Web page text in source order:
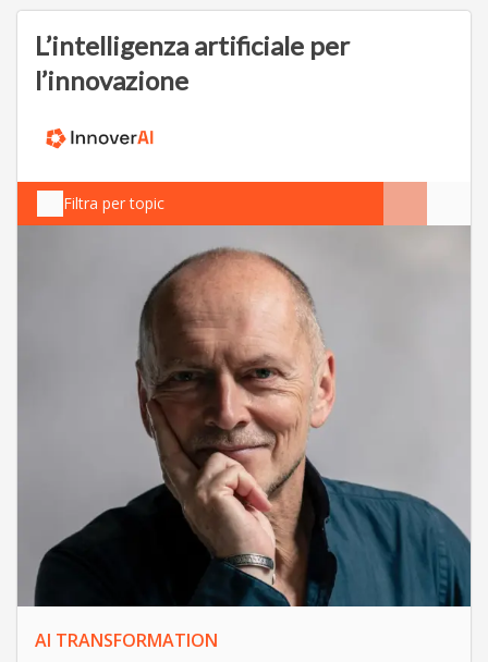
L’intelligenza artificiale per
l’innovazione
Filtra per topic
AI TRANSFORMATION